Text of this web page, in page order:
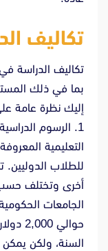
تكاليف
تكاليف الدراسة
بما في ذلك
إليك نظرة عامة
1. الرسوم
التعليمية
للطلاب الدوليين.
أخرى وتختلف
الجامعات
السنة، ولكن